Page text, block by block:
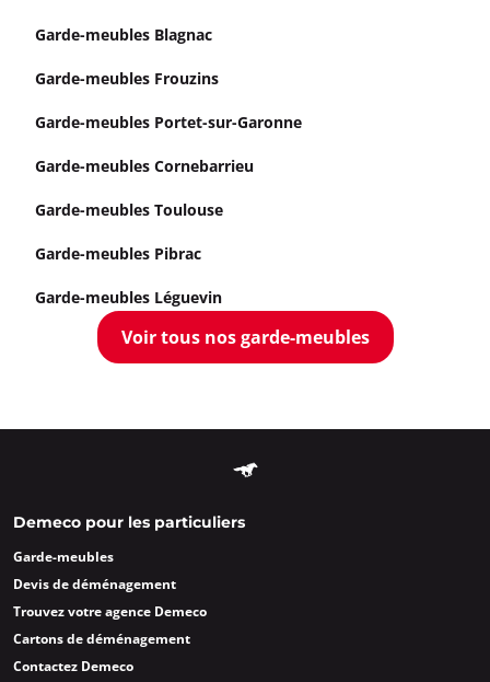
Garde-meubles Blagnac
Garde-meubles Frouzins
Garde-meubles Portet-sur-Garonne
Garde-meubles Cornebarrieu
Garde-meubles Toulouse
Garde-meubles Pibrac
Garde-meubles Léguevin
Voir tous nos garde-meubles
Demeco pour les particuliers
Garde-meubles
Devis de déménagement
Trouvez votre agence Demeco
Cartons de déménagement
Contactez Demeco